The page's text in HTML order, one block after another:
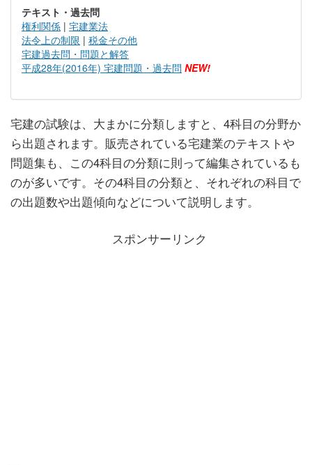
テキスト・過去問
権利関係 | 宅建業法
法令上の制限 | 税金その他
宅建過去問・問題と解答
平成28年(2016年) 宅建問題・過去問 NEW!
宅建の試験は、大まかに分類しますと、4科目の分野か
ら出題されます。販売されている宅建業のテキストや
問題集も、この4科目の分類に則って編集されているも
のが多いです。その4科目の分類と、それぞれの科目で
の出題数や出題傾向などについて説明します。
スポンサーリンク